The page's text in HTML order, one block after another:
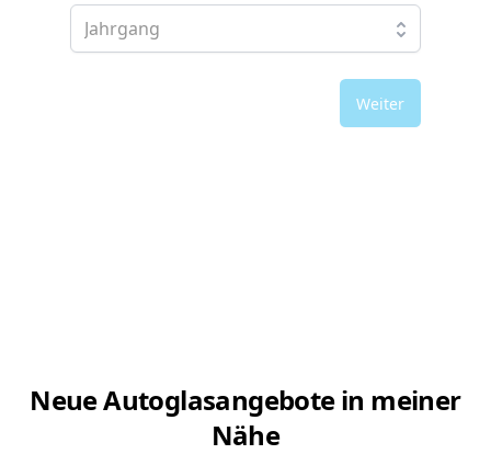
Weiter
Neue Autoglasangebote in meiner
Nähe